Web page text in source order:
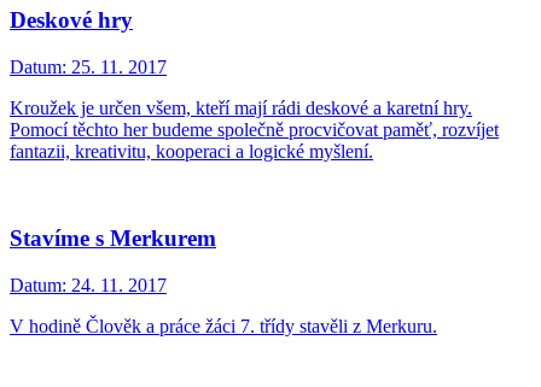
Deskové hry
Datum: 25. 11. 2017
Kroužek je určen všem, kteří mají rádi deskové a karetní hry.
Pomocí těchto her budeme společně procvičovat paměť, rozvíjet
fantazii, kreativitu, kooperaci a logické myšlení.
Stavíme s Merkurem
Datum: 24. 11. 2017
V hodině Člověk a práce žáci 7. třídy stavěli z Merkuru.